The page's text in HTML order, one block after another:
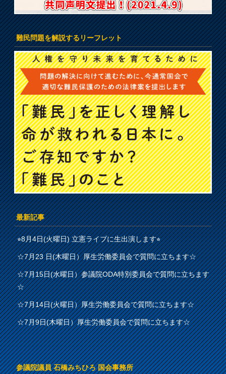
難民問題を解説するリーフレット
最新記事
⭐︎8月4日(火曜日) 立憲ライブに生出演します⭐︎
☆7月23 日(木曜日）厚生労働委員会で質問に立ちます☆
☆7月15日(水曜日）参議院ODA特別委員会で質問に立ちます
☆
☆7月14日(火曜日）厚生労働委員会で質問に立ちます☆
☆7月9日(木曜日）厚生労働委員会で質問に立ちます☆
参議院議員 石橋みちひろ 国会事務所